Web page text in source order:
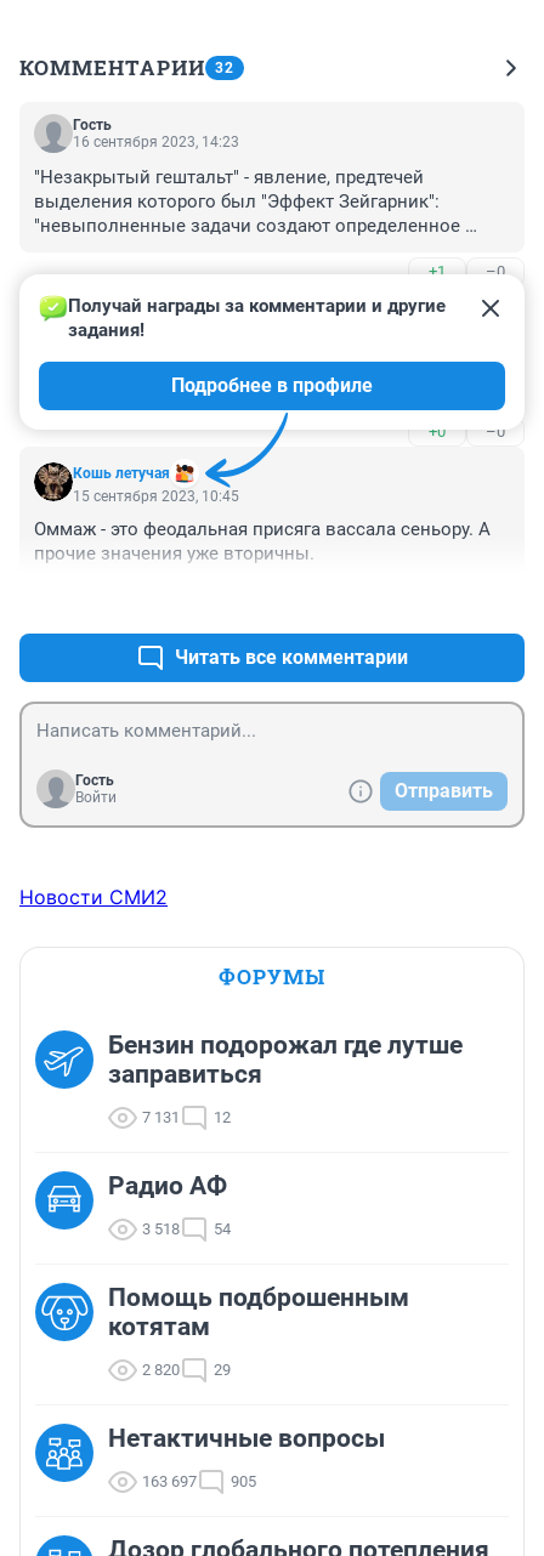
КОММЕНТАРИИ 32
Гость
16 сентября 2023, 14:23
"Незакрытый гештальт" - явление, предтечей
выделения которого был "Эффект Зейгарник":
"невыполненные задачи создают определенное
получил название «Эффекта Зейгарник». "
Так что незавершённые задачи - это более раннее и
более научное определение.
+1 –0
Гость
15 сентября 2023, 13:37
Ну и ладно , пару слов только знала (, слова - то не в
простом обиходе
+0 –0
Кошь летучая
Получай награды за комментарии и другие
задания!
Подробнее в профиле
15 сентября 2023, 10:45
Оммаж - это феодальная присяга вассала сеньору. А
прочие значения уже вторичны.
Читать все комментарии
Гость
Войти
Отправить
Новости СМИ2
ФОРУМЫ
Бензин подорожал где лутше
заправиться
7 131 12
Радио АФ
3 518 54
Помощь подброшенным
котятам
2 820 29
Нетактичные вопросы
163 697 905